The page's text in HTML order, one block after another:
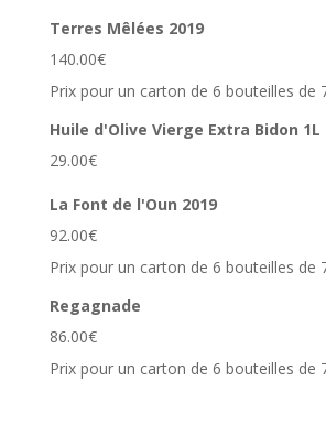
Terres Mêlées 2019
140.00€
Prix pour un carton de 6 bouteilles de
Huile d'Olive Vierge Extra Bidon 1L
29.00€
La Font de l'Oun 2019
92.00€
Prix pour un carton de 6 bouteilles de
Regagnade
86.00€
Prix pour un carton de 6 bouteilles de